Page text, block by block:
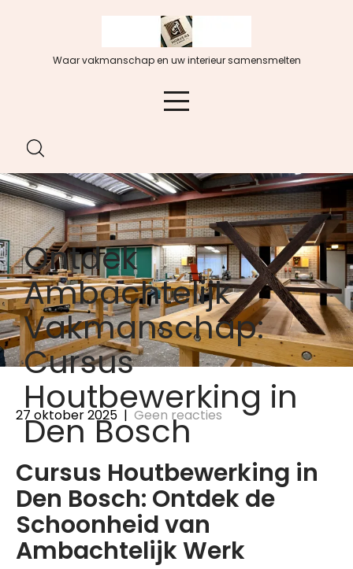
Waar vakmanschap en uw interieur samensmelten
Ontdek
Ambachtelijk
Vakmanschap:
Cursus
Houtbewerking in
Den Bosch
27 oktober 2025 | Geen reacties
Cursus Houtbewerking in
Den Bosch: Ontdek de
Schoonheid van
Ambachtelijk Werk